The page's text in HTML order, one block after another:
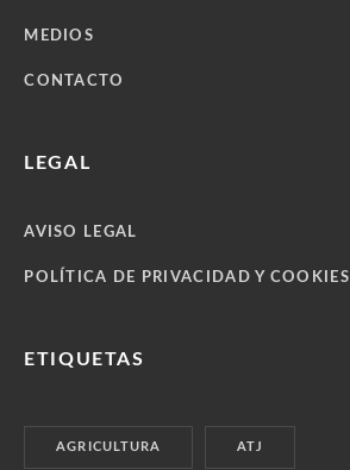
MEDIOS
CONTACTO
LEGAL
AVISO LEGAL
POLÍTICA DE PRIVACIDAD Y COOKIES
ETIQUETAS
AGRICULTURA ATJ